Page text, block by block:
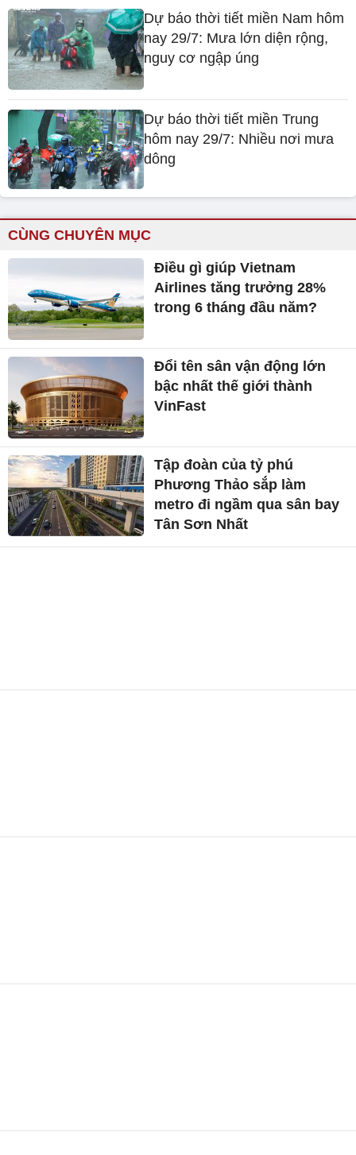
Dự báo thời tiết miền Nam hôm
nay 29/7: Mưa lớn diện rộng,
nguy cơ ngập úng
Dự báo thời tiết miền Trung
hôm nay 29/7: Nhiều nơi mưa
dông
CÙNG CHUYÊN MỤC
Điều gì giúp Vietnam
Airlines tăng trưởng 28%
trong 6 tháng đầu năm?
Đổi tên sân vận động lớn
bậc nhất thế giới thành
VinFast
Tập đoàn của tỷ phú
Phương Thảo sắp làm
metro đi ngầm qua sân bay
Tân Sơn Nhất